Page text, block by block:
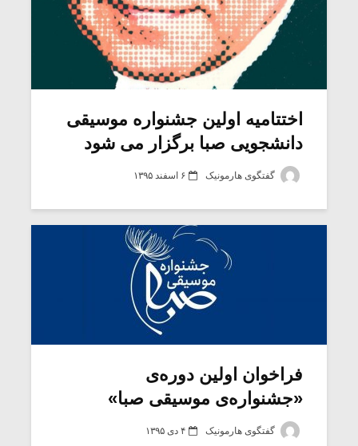
اختتامیه اولین جشنواره موسیقی
دانشجویی صبا برگزار می شود
گفتگوی هارمونیک ۶ اسفند ۱۳۹۵
فراخوان اولین دوره‌ی
«جشنواره‌ی موسیقی صبا»
گفتگوی هارمونیک ۴ دی ۱۳۹۵